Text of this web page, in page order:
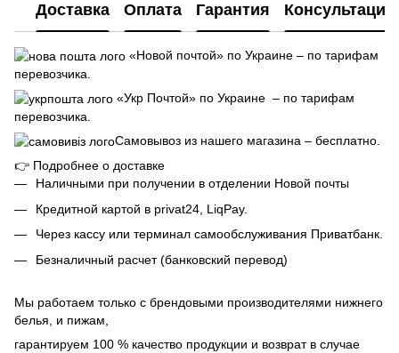
Доставка Оплата Гарантия Консультация
«Новой почтой» по Украине – по тарифам
перевозчика.
«Укр Почтой» по Украине – по тарифам
перевозчика.
Самовывоз из нашего магазина – бесплатно.
👉 Подробнее о доставке
Наличными при получении в отделении Новой почты
Кредитной картой в privat24, LiqPay.
Через кассу или терминал самообслуживания Приватбанк.
Безналичный расчет (банковский перевод)
Мы работаем только с брендовыми производителями нижнего
белья, и пижам,
гарантируем 100 % качество продукции и возврат в случае